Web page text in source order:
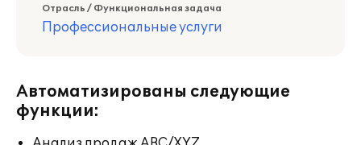
Отрасль / Функциональная задача
Профессиональные услуги
Автоматизированы следующие
функции: